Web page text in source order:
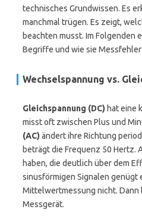
technisches Grundwissen. Es
manchmal trügen. Es zeigt,
beachten musst. Im Folgenden
Begriffe und wie sie
Wechselspannung vs.
Gleichspannung (DC) hat eine
misst oft zwischen Plus und
(AC) ändert ihre Richtung
beträgt die Frequenz 50 Hertz.
haben, die deutlich über dem
sinusförmigen Signalen genügt
Mittelwertmessung nicht. Dann
Messgerät.